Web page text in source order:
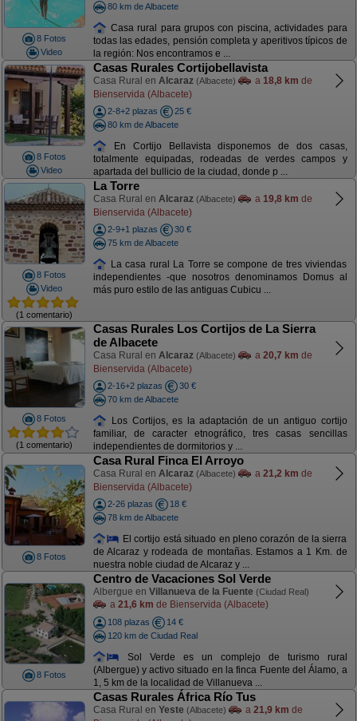
8 Fotos
Video
80 km de Albacete
Casa rural para grupos con piscina, actividades para
todas las edades, pensión completa y aperitivos típicos de
la región: Nos encontramos e ...
8 Fotos
Video
Casas Rurales Cortijobellavista
Casa Rural en Alcaraz (Albacete) a 18,8 km de
Bienservida (Albacete)
2-8+2 plazas
25 €
80 km de Albacete
En Cortijo Bellavista disponemos de dos casas,
totalmente equipadas, rodeadas de verdes campos y
apartada del bullicio de la ciudad, donde p ...
8 Fotos
Video
(1 comentario)
La Torre
Casa Rural en Alcaraz (Albacete) a 19,8 km de
Bienservida (Albacete)
2-9+1 plazas
30 €
75 km de Albacete
La casa rural La Torre se compone de tres viviendas
independientes -que nosotros denominamos Domus al
más puro estilo de las antiguas Cubicu ...
8 Fotos
(1 comentario)
Casas Rurales Los Cortijos de La Sierra
de Albacete
Casa Rural en Alcaraz (Albacete) a 20,7 km de
Bienservida (Albacete)
2-16+2 plazas
30 €
70 km de Albacete
Los Cortijos, es la adaptación de un antiguo cortijo
familiar, de caracter etnográfico, tres casas sencillas
independientes de dormitorios y ...
8 Fotos
Casa Rural Finca El Arroyo
Casa Rural en Alcaraz (Albacete) a 21,2 km de
Bienservida (Albacete)
2-26 plazas
18 €
78 km de Albacete
El cortijo está situado en pleno corazón de la sierra
de Alcaraz y rodeada de montañas. Estamos a 1 Km. de
nuestra noble ciudad de Alcaraz y ...
8 Fotos
Centro de Vacaciones Sol Verde
Albergue en Villanueva de la Fuente (Ciudad Real)
a 21,6 km de Bienservida (Albacete)
108 plazas
14 €
120 km de Ciudad Real
Sol Verde es un complejo de turismo rural
(Albergue) y activo situado en la finca Fuente del Álamo, a
1, 5 km de la localidad de Villanueva ...
Casas Rurales África Río Tus
Casa Rural en Yeste (Albacete) a 21,9 km de